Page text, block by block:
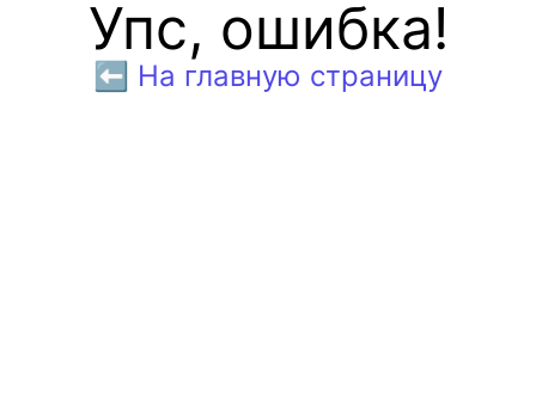
Упс, ошибка!
⬅️ На главную страницу